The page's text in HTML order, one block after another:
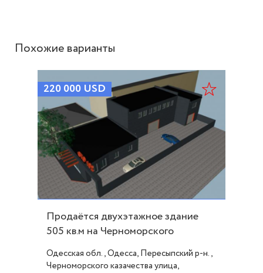
Похожие варианты
220 000 USD
Продаётся двухэтажное здание
505 кв.м на Черноморского
Казачества. ID 54148
Одесская обл., Одесса, Пересыпский р-н.,
Черноморского казачества улица,